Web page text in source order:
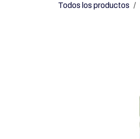
Todos los productos